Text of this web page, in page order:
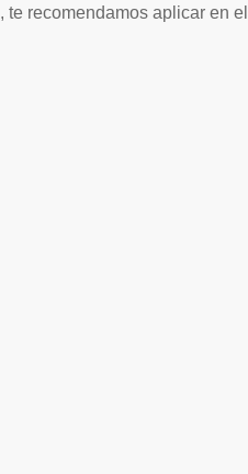
, te recomendamos aplicar en